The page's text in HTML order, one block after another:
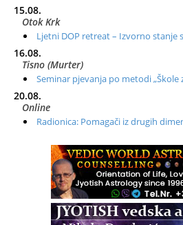
15.08.
Otok Krk
Ljetni DOP retreat – Izvorno stanje
16.08.
Tisno (Murter)
Seminar pjevanja po metodi „Škole
20.08.
Online
Radionica: Pomagači iz drugih
Zagreb+Online
Osnovni ThetaHealing® tečaj,
Access BARS®, otpusti stres